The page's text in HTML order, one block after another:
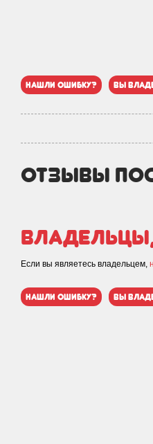
нашли ошибку? вы
отзывы
Если вы являетесь владельцем,
нашли ошибку? вы